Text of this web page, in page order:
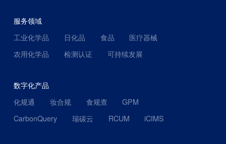
服务领域
工业化学品
日化品 食品
医疗器械
农用化学品
检测认证 可持续发展
数字化产品
化规通
妆合规 食规查
GPM
CarbonQuery
瑞碳云 RCUM iCIMS